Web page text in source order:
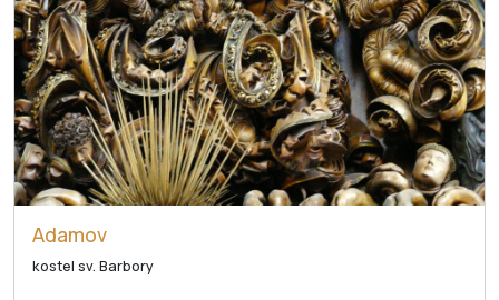
Adamov
kostel sv. Barbory